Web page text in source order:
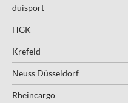
duisport
HGK
Krefeld
Neuss Düsseldorf
Rheincargo